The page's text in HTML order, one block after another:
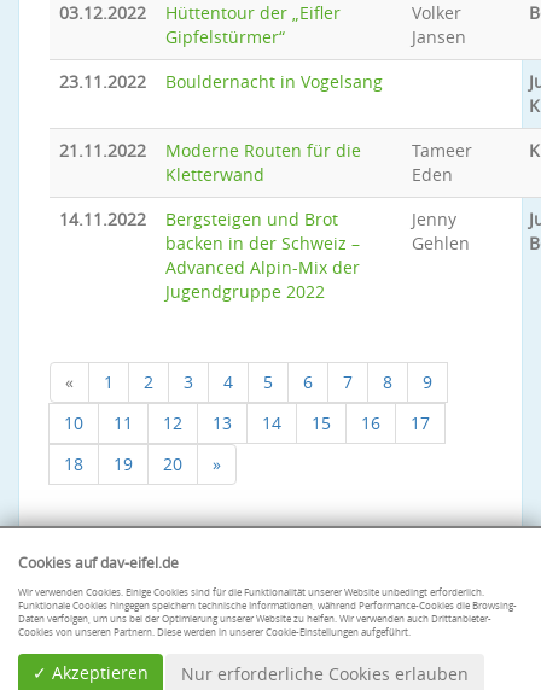
03.12.2022
Hüttentour der „Eifler
Gipfelstürmer“
Volker
Jansen
23.11.2022 Bouldernacht in Vogelsang
21.11.2022
Moderne Routen für die
Kletterwand
Tameer
Eden
14.11.2022
Bergsteigen und Brot
backen in der Schweiz –
Advanced Alpin-Mix der
Jugendgruppe 2022
Jenny
Gehlen
« 1 2 3 4 5 6 7 8
9
10
11 12 13 14 15 16
17
18
19 20 »
Cookies auf dav-eifel.de
Wir verwenden Cookies. Einige Cookies sind für die Funktionalität unserer Website unbedingt erforderlich.
Funktionale Cookies hingegen speichern technische Informationen, während Performance-Cookies die Browsing-
Daten verfolgen, um uns bei der Optimierung unserer Website zu helfen. Wir verwenden auch Drittanbieter-
Cookies von unseren Partnern. Diese werden in unserer Cookie-Einstellungen aufgeführt.
✓ Akzeptieren Nur erforderliche Cookies erlauben